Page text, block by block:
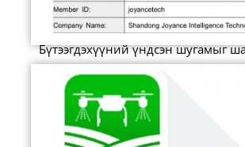
Бүтээгдэхүүний үндсэн шугамыг